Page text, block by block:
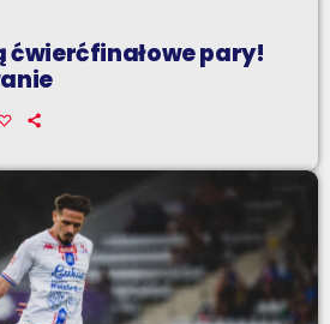
ćwierćfinałowe pary!